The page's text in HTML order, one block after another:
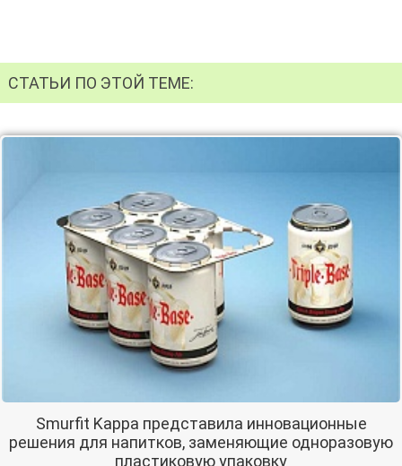
СТАТЬИ ПО ЭТОЙ ТЕМЕ:
Smurfit Kappa представила инновационные
решения для напитков, заменяющие одноразовую
пластиковую упаковку